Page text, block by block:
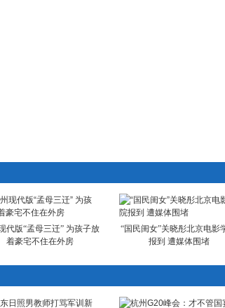
代版“孟母三迁” 为孩子放
着豪宅不住在外房
“国民闺女”关晓彤北京电影
报到 遭媒体围堵